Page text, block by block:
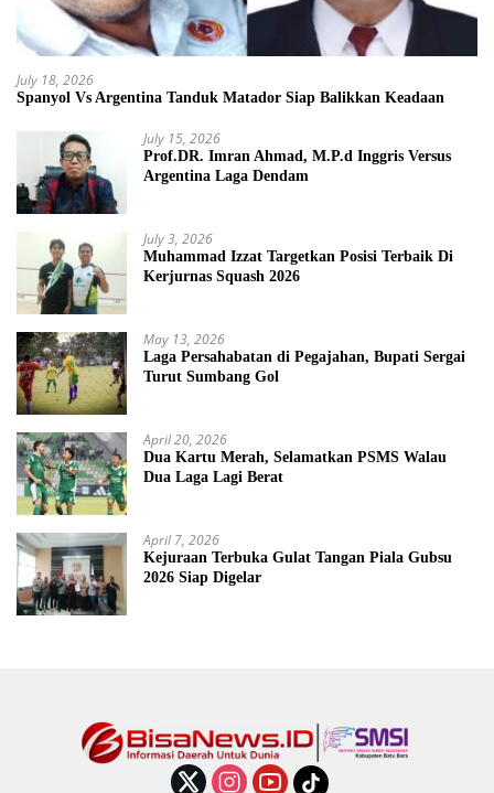
July 18, 2026
Spanyol Vs Argentina Tanduk Matador Siap Balikkan Keadaan
July 15, 2026
Prof.DR. Imran Ahmad, M.P.d Inggris Versus
Argentina Laga Dendam
July 3, 2026
Muhammad Izzat Targetkan Posisi Terbaik Di
Kerjurnas Squash 2026
May 13, 2026
Laga Persahabatan di Pegajahan, Bupati Sergai
Turut Sumbang Gol
April 20, 2026
Dua Kartu Merah, Selamatkan PSMS Walau
Dua Laga Lagi Berat
April 7, 2026
Kejuraan Terbuka Gulat Tangan Piala Gubsu
2026 Siap Digelar